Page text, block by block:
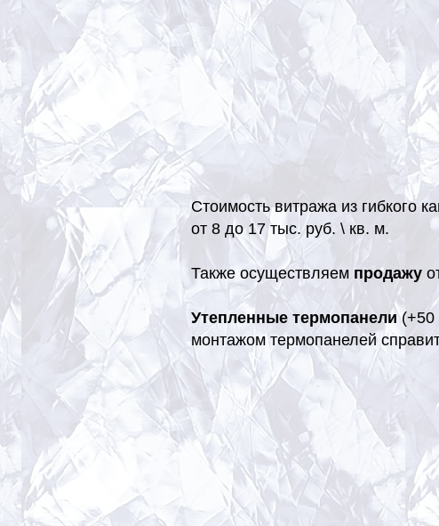
Стоимость витража из гибкого
от 8 до 17 тыс. руб. \ кв. м.
Также осуществляем продажу
Утепленные термопанели(+50
монтажом термопанелей